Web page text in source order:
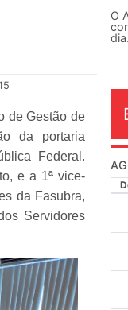
de Gestão de
da portaria
Federal.
e a 1ª vice-
da Fasubra,
Servidores
O